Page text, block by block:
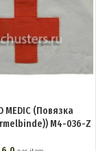
MEDIC (Повязка
M4-036-Z